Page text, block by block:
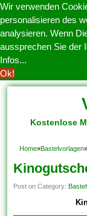
Wir verwenden
personalisieren des
analysieren. Wenn
aussprechen Sie der
Infos...
Ok!
Kostenlose
Home»Bastelvorlagen
Post on Category: